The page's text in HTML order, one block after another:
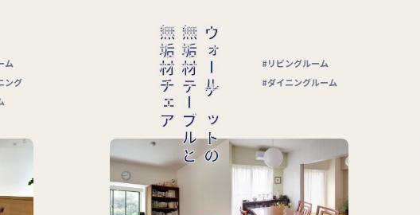
ウォールナットの
無垢材テーブルと
無垢材チェア
リビングルーム
ダイニングルーム